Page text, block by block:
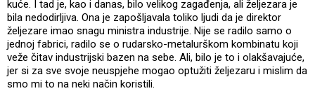
kuće. I tad je, kao i danas, bilo velikog zagađenja, ali željezara je
bila nedodirljiva. Ona je zapošljavala toliko ljudi da je direktor
željezare imao snagu ministra industrije. Nije se radilo samo o
jednoj fabrici, radilo se o rudarsko-metalurškom kombinatu koji
veže čitav industrijski bazen na sebe. Ali, bilo je to i olakšavajuće,
jer si za sve svoje neuspjehe mogao optužiti željezaru i mislim da
smo mi to na neki način koristili.